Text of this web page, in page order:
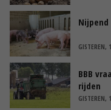
GISTEREN,
BBB
rijden
GISTEREN,